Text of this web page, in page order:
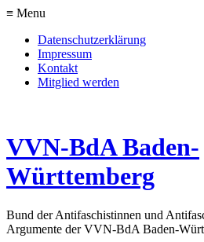
≡ Menu
Datenschutzerklärung
Impressum
Kontakt
Mitglied werden
VVN-BdA Baden-
Württemberg
Bund der Antifaschistinnen und
Argumente der VVN-BdA Baden-